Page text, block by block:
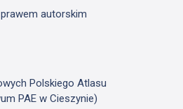
autorskim
Polskiego Atlasu
PAE w Cieszynie)